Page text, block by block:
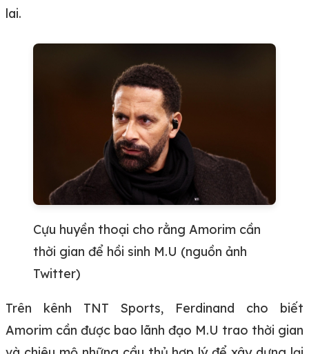
lai.
Cựu huyền thoại cho rằng Amorim cần
thời gian để hồi sinh M.U (nguồn ảnh
Twitter)
Trên kênh TNT Sports, Ferdinand cho biết
Amorim cần được bao lãnh đạo M.U trao thời gian